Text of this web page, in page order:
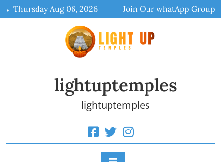
Skip
to
Thursday Aug 06, 2026 Join Our whatApp Group
lightuptemples
lightuptemples